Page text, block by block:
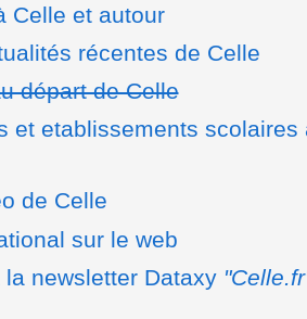
Celle et autour
récentes de Celle
départ de Celle
et etablissements scolaires
de Celle
sur le web
newsletter Dataxy